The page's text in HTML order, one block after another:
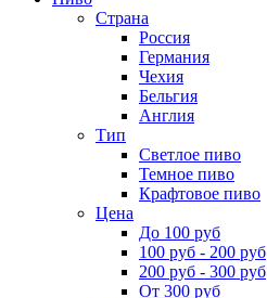
Страна
Россия
Германия
Чехия
Бельгия
Англия
Тип
Светлое пиво
Темное пиво
Крафтовое пиво
Цена
До 100 руб
100 руб - 200 руб
200 руб - 300 руб
От 300 руб